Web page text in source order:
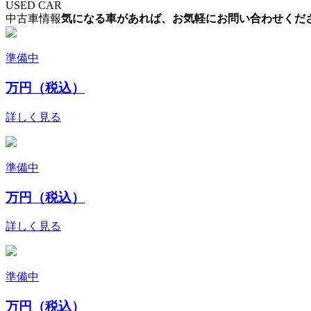
USED CAR
中古車情報気になる車があれば、お気軽にお問い合わせくだ
準備中
万円（税込）
詳しく見る
準備中
万円（税込）
詳しく見る
準備中
万円（税込）